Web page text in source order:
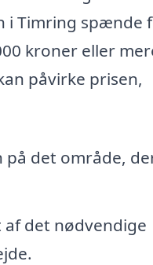
i Timring spænde
kroner eller
påvirke prisen,
på det område,
af det nødvendige